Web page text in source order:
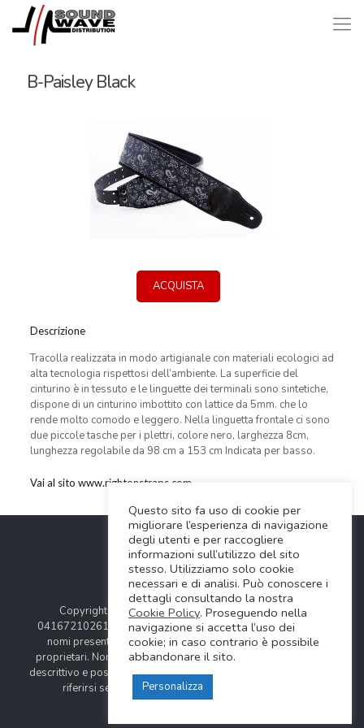
B-Paisley Black
ACQUISTA
Descrizione
Tracolla realizzata in modo artigianale con materiali ecologici ad
alta tecnologia rispettosi dell’ambiente. La superficie del
cinturino è in tessuto e le linguette dei terminali sono sintetiche,
dispone di un cinturino imbottito con lattice da 5mm. che lo
rende molto comodo e leggero. Nella linguetta frontale ci sono
due piccole tasche per i plettri, colore nero, larghezza 8cm,
lunghezza regolabile da 98 cm a 153 cm Indicata per basso.
Vai al sito www.rightonstraps.com
Copyright © 2024 Soundwave Distribution Srl - P.I.
04167210261 |
COOKIES POLICY| Tutti i marchi, i prodotti e i
nomi presentati in questo sito sono registrati dai legittimi
proprietari. Nomi e caratteristiche sono citati solamente al fine
descrittivo e possono variare senza obbligo di preavviso, quindi
riferirsi sempre ai siti web dei rispettivi costruttori.
Questo sito fa uso di cookie per
migliorare l’esperienza di navigazione
degli utenti e per raccogliere
informazioni sull’utilizzo del sito
stesso. Utilizziamo solo cookie
necessari e di analisi. Può conoscere i
dettagli consultando la nostra
Cookie Policy. Proseguendo nella
navigazione si accetta l’uso dei
cookie; in caso contrario è possibile
abbandonare il sito.
Personalizza